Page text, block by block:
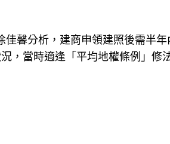
馨分析，建商申領建照後需半
，當時適逢「平均地權條例」修